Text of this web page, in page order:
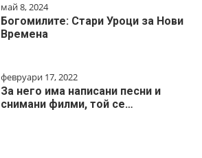
май 8, 2024
Богомилите: Стари Уроци за Нови
Времена
февруари 17, 2022
За него има написани песни и
снимани филми, той се…